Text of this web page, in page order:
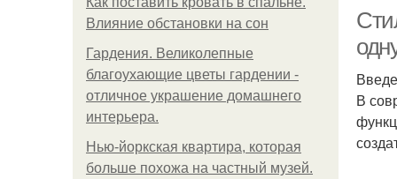
Влияние обстановки на сон
Гардения. Великолепные
благоухающие цветы гардении -
отличное украшение домашнего
интерьера.
Нью-йоркская квартира, которая
больше похожа на частный музей.
В